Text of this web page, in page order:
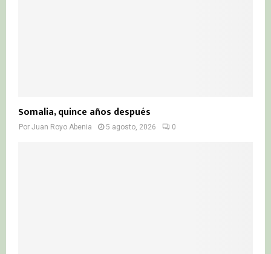
Somalia, quince años después
Por Juan Royo Abenia 5 agosto, 2026 0